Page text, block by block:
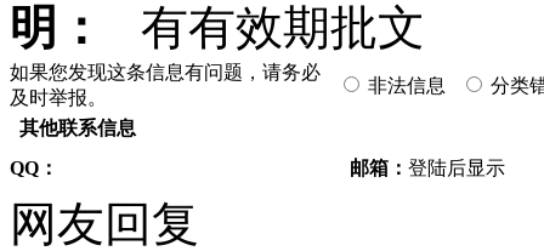
明：
有有效期批文
如果您发现这条信息有问题，请务必
及时举报。
非法信息 分类
其他联系信息
QQ：
邮箱： 登陆后显示
网友回复